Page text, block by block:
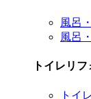
風呂
風呂
トイレリ
トイ